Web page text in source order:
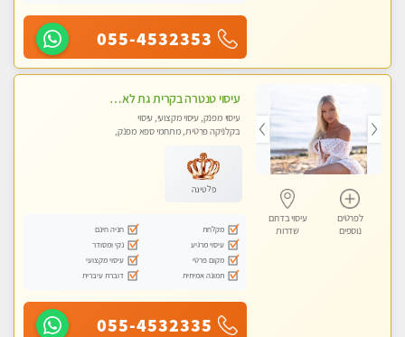
055-4532353
לפרטים
נוספים
עיסוי בדרום
שדרות
עיסוי טנטרה בקרית גת לא מה שחשבת הרבה יותר ממה שדמיינת פרטי!!! Highly recommended
עיסוי מפנק, עיסוי מקצועי, עיסוי
בקלניקה פרטית, מתחמי ספא מפנק,
טנטרה
פלטינה
מקלחת
חניה חינם
עיסוי מרגיע
נקי ומסודר
מקום פרטי
עיסוי מקצועי
תמונה אמיתית
דוברת עיברית
055-4532335